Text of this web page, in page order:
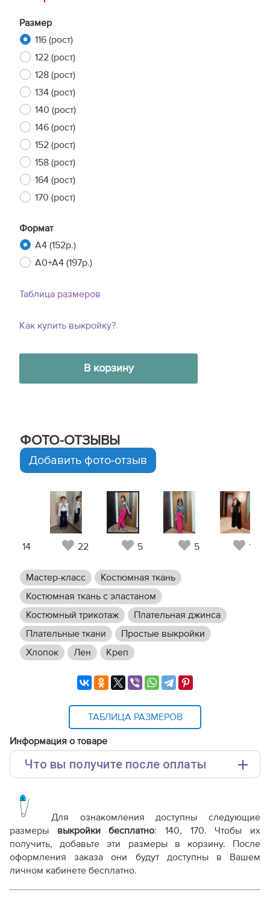
Размер
116 (рост)
122 (рост)
128 (рост)
134 (рост)
140 (рост)
146 (рост)
152 (рост)
158 (рост)
164 (рост)
170 (рост)
Формат
A4 (152р.)
A0+A4 (197р.)
Таблица размеров
Как купить выкройку?
В корзину
ФОТО-ОТЗЫВЫ
Добавить фото-отзыв
14 22 5 5 10
Мастер-класс
Костюмная ткань
Костюмная ткань с эластаном
Костюмный трикотаж
Плательная джинса
Плательные ткани
Простые выкройки
Хлопок
Лен Креп
ТАБЛИЦА РАЗМЕРОВ
Информация о товаре
Что вы получите после оплаты
Выкройка PDF для печати на принтере A4 или
плоттере A0 с шириной печати 810мм в зависимости
от выбора формата
Инструкция-брюки-Хлоя449.pdf
Дополнительные файлы:
Терминология машинных работ
Для ознакомления доступны следующие
размеры
выкройки бесплатно:140, 170. Чтобы их
получить, добавьте эти размеры в корзину. После
оформления заказа они будут доступны в Вашем
личном кабинете бесплатно.